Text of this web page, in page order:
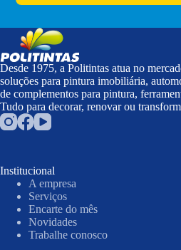
Desde 1975, a Politintas atua no
soluções para pintura imobiliária,
de complementos para pintura,
Tudo para decorar, renovar ou
Institucional
A empresa
Serviços
Encarte do mês
Novidades
Trabalhe conosco